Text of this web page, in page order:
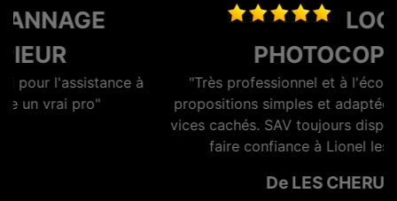
LOCATION
PHOTOCOPIEUR
"Très professionnel et à l'écoute du client. Des
propositions simples et adaptées aux besoins sans
vices cachés. SAV toujours disponible. Vous pouvez
faire confiance à Lionel les yeux fermés"
De LES CHERUBINS